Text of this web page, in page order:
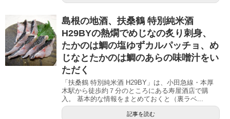
島根の地酒、扶桑鶴 特別純米酒
H29BYの熱燗でめじなの炙り刺身、
たかのは鯛の塩ゆずカルパッチョ、め
じなとたかのは鯛のあらの味噌汁をい
ただく
「扶桑鶴 特別純米酒 H29BY」は、小田急線・本厚
木駅から徒歩約７分のところにある寿屋酒店で購
入。 基本的な情報をまとめておくと（裏ラベ...
記事を読む